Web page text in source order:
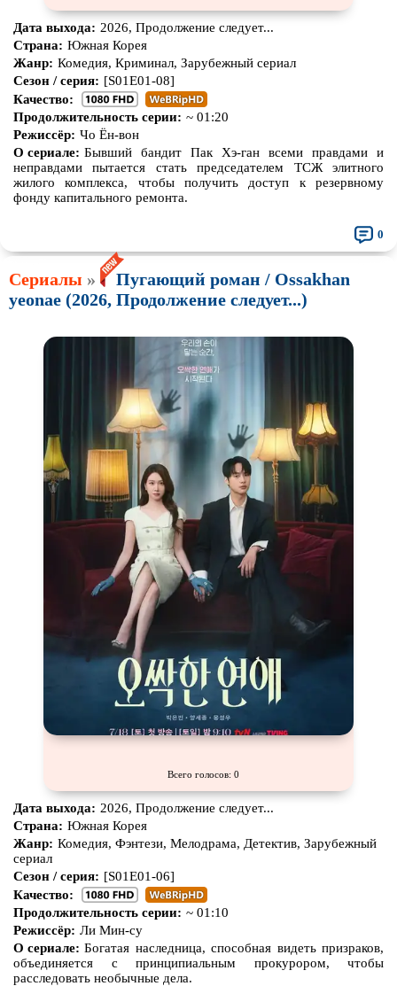
Дата выхода: 2026, Продолжение следует...
Страна: Южная Корея
Жанр: Комедия, Криминал, Зарубежный сериал
Сезон / серия: [S01E01-08]
Качество:
Продолжительность серии: ~ 01:20
Режиссёр: Чо Ён-вон
О сериале: Бывший бандит Пак Хэ-ган всеми правдами и
неправдами пытается стать председателем ТСЖ элитного
жилого комплекса, чтобы получить доступ к резервному
фонду капитального ремонта.
0
Сериалы »
Пугающий роман / Ossakhan
yeonae (2026, Продолжение следует...)
Всего голосов: 0
Дата выхода: 2026, Продолжение следует...
Страна: Южная Корея
Жанр: Комедия, Фэнтези, Мелодрама, Детектив, Зарубежный
сериал
Сезон / серия: [S01E01-06]
Качество:
Продолжительность серии: ~ 01:10
Режиссёр: Ли Мин-су
О сериале: Богатая наследница, способная видеть призраков,
объединяется с принципиальным прокурором, чтобы
расследовать необычные дела.